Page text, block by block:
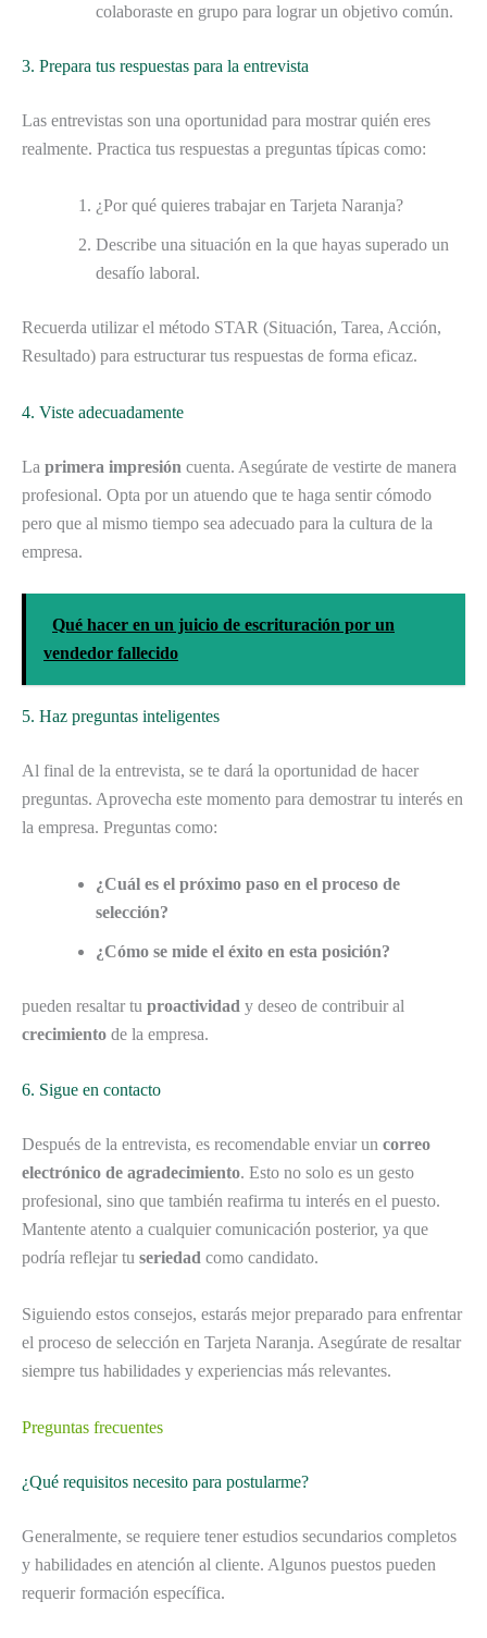
colaboraste en grupo para lograr un objetivo común.
3. Prepara tus respuestas para la entrevista
Las entrevistas son una oportunidad para mostrar quién eres
realmente. Practica tus respuestas a preguntas típicas como:
¿Por qué quieres trabajar en Tarjeta Naranja?
Describe una situación en la que hayas superado un
desafío laboral.
Recuerda utilizar el método STAR (Situación, Tarea, Acción,
Resultado) para estructurar tus respuestas de forma eficaz.
4. Viste adecuadamente
La primera impresión cuenta. Asegúrate de vestirte de manera
profesional. Opta por un atuendo que te haga sentir cómodo
pero que al mismo tiempo sea adecuado para la cultura de la
empresa.
Qué hacer en un juicio de escrituración por un
vendedor fallecido
5. Haz preguntas inteligentes
Al final de la entrevista, se te dará la oportunidad de hacer
preguntas. Aprovecha este momento para demostrar tu interés en
la empresa. Preguntas como:
¿Cuál es el próximo paso en el proceso de
selección?
¿Cómo se mide el éxito en esta posición?
pueden resaltar tu proactividad y deseo de contribuir al
crecimiento de la empresa.
6. Sigue en contacto
Después de la entrevista, es recomendable enviar un correo
electrónico de agradecimiento. Esto no solo es un gesto
profesional, sino que también reafirma tu interés en el puesto.
Mantente atento a cualquier comunicación posterior, ya que
podría reflejar tu seriedad como candidato.
Siguiendo estos consejos, estarás mejor preparado para enfrentar
el proceso de selección en Tarjeta Naranja. Asegúrate de resaltar
siempre tus habilidades y experiencias más relevantes.
Preguntas frecuentes
¿Qué requisitos necesito para postularme?
Generalmente, se requiere tener estudios secundarios completos
y habilidades en atención al cliente. Algunos puestos pueden
requerir formación específica.